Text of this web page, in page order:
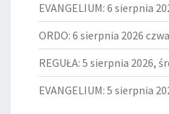
EVANGELIUM: 6 sierpnia
ORDO: 6 sierpnia 2026
REGUŁA: 5 sierpnia 2026,
EVANGELIUM: 5 sierpnia